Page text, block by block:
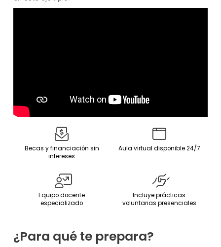
Becas y financiación sin
intereses
Aula virtual disponible 24/7
Equipo docente
especializado
Incluye prácticas
voluntarias presenciales
¿Para qué te prepara?